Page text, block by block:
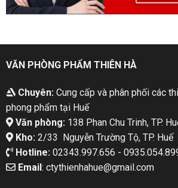
VĂN PHÒNG PHẨM THIÊN HÀ
Chuyên: Cung cấp và phân phối các
phong phẩm tại Huế
Văn phòng: 138 Phan Chu Trinh, TP.
Kho: 2/33 Nguyễn Trường Tộ, TP. Huế
Hotline: 02343.997.656 -
Email : ctythienhahue@gmail.com